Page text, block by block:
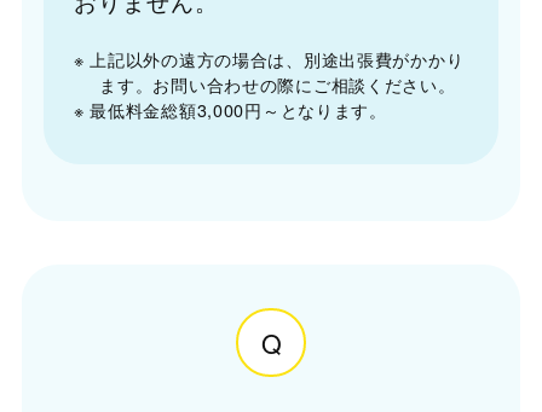
※ 上記以外の遠方の場合は、別途出張費がかかり
ます。お問い合わせの際にご相談ください。
※ 最低料金総額3,000円～となります。
Q